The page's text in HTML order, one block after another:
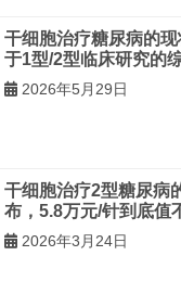
干细胞治疗糖尿病的
于1型/2型临床研究的
2026年5月29日
干细胞治疗2型糖尿病
布，5.8万元/针到底值
2026年3月24日